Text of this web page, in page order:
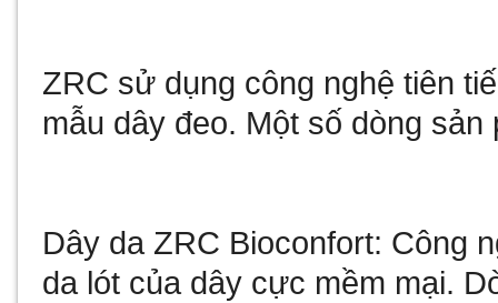
ZRC sử dụng công nghệ tiên
mẫu dây đeo. Một số dòng
Dây da ZRC Bioconfort: Công
da lót của dây cực mềm mại.